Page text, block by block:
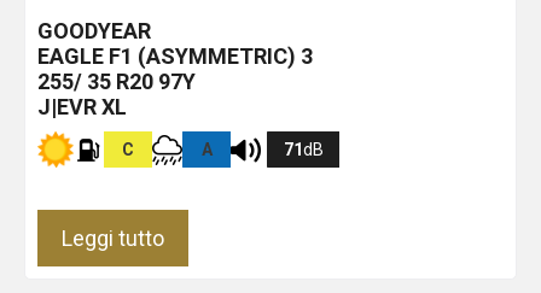
GOODYEAR
EAGLE F1 (ASYMMETRIC) 3
255/ 35 R20 97Y
J|EVR XL
C A 71dB
Leggi tutto